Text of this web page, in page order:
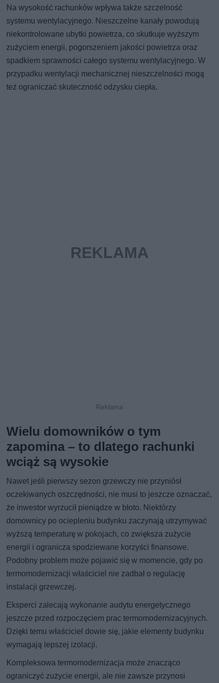
Na wysokość rachunków wpływa także szczelność
systemu wentylacyjnego. Nieszczelne kanały powodują
niekontrolowane ubytki powietrza, co skutkuje wyższym
zużyciem energii, pogorszeniem jakości powietrza oraz
spadkiem sprawności całego systemu wentylacyjnego. W
przypadku wentylacji mechanicznej nieszczelności mogą
też ograniczać skuteczność odzysku ciepła.
Wielu domowników o tym
zapomina – to dlatego rachunki
wciąż są wysokie
Nawet jeśli pierwszy sezon grzewczy nie przyniósł
oczekiwanych oszczędności, nie musi to jeszcze oznaczać,
że inwestor wyrzucił pieniądze w błoto. Niektórzy
domownicy po ociepleniu budynku zaczynają utrzymywać
wyższą temperaturę w pokojach, co zwiększa zużycie
energii i ogranicza spodziewane korzyści finansowe.
Podobny problem może pojawić się w momencie, gdy po
termomodernizacji właściciel nie zadbał o regulację
instalacji grzewczej.
Eksperci zalecają wykonanie audytu energetycznego
jeszcze przed rozpoczęciem prac termomodernizacyjnych.
Dzięki temu właściciel dowie się, jakie elementy budynku
wymagają lepszej izolacji.
Kompleksowa termomodernizacja może znacząco
ograniczyć zużycie energii, ale nie zawsze przynosi